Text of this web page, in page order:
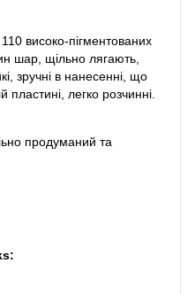
110 високо-пігментованих
шар, щільно лягають,
зручні в нанесенні, що
пластині, легко розчинні.
продуманий та